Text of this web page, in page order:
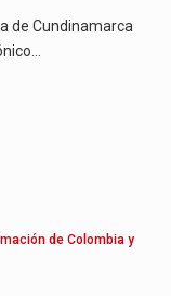
de Cundinamarca
de Colombia y